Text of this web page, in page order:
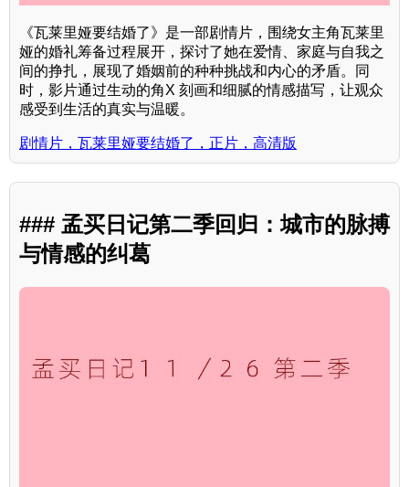
《瓦莱里娅要结婚了》是一部剧情片，围绕女主角瓦莱里
娅的婚礼筹备过程展开，探讨了她在爱情、家庭与自我之
间的挣扎，展现了婚姻前的种种挑战和内心的矛盾。同
时，影片通过生动的角X 刻画和细腻的情感描写，让观众
感受到生活的真实与温暖。
剧情片，瓦莱里娅要结婚了，正片，高清版
### 孟买日记第二季回归：城市的脉搏
与情感的纠葛